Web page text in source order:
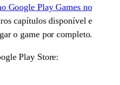
Google Play Games no
capítulos disponível e
o game por completo.
Play Store: